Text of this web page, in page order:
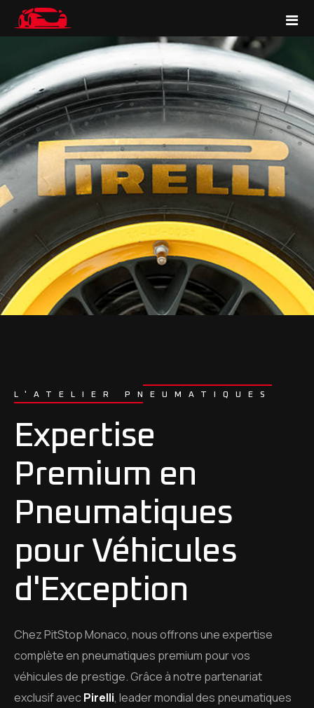
Accueil
Services
Tous nos services
La station service
L'atelier lavage
L'atelier céramique
L'atelier PPF
L'atelier custom
Silence E-Scooters
Galerie
Blog
La station
Qui sommes nous
Nous trouver
L'ATELIER PNEUMATIQUES
Expertise
Premium en
Pneumatiques
pour Véhicules
d'Exception
Chez PitStop Monaco, nous offrons une expertise
complète en pneumatiques premium pour vos
véhicules de prestige. Grâce à notre partenariat
exclusif avecPirelli, leader mondial des pneumatiques